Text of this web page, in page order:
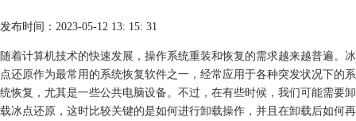
发布时间：2023-05-12 13: 15: 31
随着计算机技术的快速发展，操作系统重装和恢复的需求越来越普遍。冰
点还原作为最常用的系统恢复软件之一，经常应用于各种突发状况下的系
统恢复，尤其是一些公共电脑设备。不过，在有些时候，我们可能需要卸
载冰点还原，这时比较关键的是如何进行卸载操作，并且在卸载后如何再